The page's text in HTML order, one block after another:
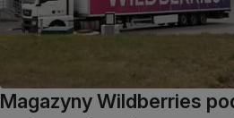
Magazyny Wildberries